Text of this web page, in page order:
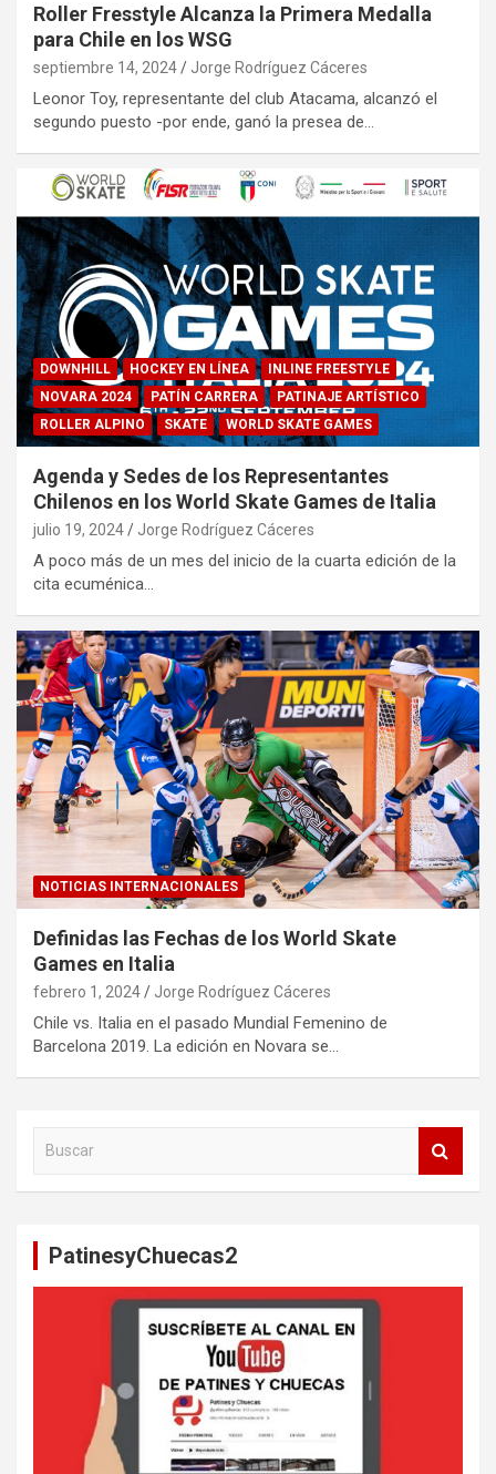
Roller Fresstyle Alcanza la Primera Medalla
para Chile en los WSG
septiembre 14, 2024 Jorge Rodríguez Cáceres
Leonor Toy, representante del club Atacama, alcanzó el
segundo puesto -por ende, ganó la presea de…
DOWNHILL HOCKEY EN LÍNEA
INLINE FREESTYLE
NOVARA 2024
PATÍN CARRERA
PATINAJE ARTÍSTICO
ROLLER ALPINO
SKATE WORLD SKATE GAMES
Agenda y Sedes de los Representantes
Chilenos en los World Skate Games de Italia
julio 19, 2024 Jorge Rodríguez Cáceres
A poco más de un mes del inicio de la cuarta edición de la
cita ecuménica…
NOTICIAS INTERNACIONALES
Definidas las Fechas de los World Skate
Games en Italia
febrero 1, 2024 Jorge Rodríguez Cáceres
Chile vs. Italia en el pasado Mundial Femenino de
Barcelona 2019. La edición en Novara se…
PatinesyChuecas2